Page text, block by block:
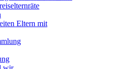
Eltern mit